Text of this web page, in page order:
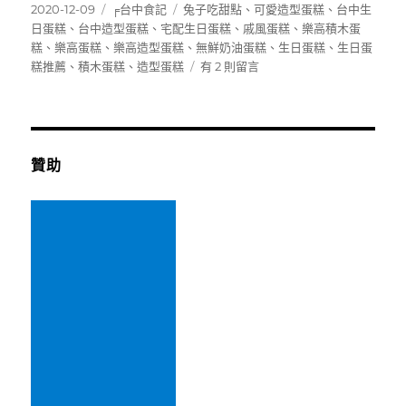
發
佈
日
期:
2020-12-09
分
類
╒台中食記
標
籤
兔子吃甜點 、可愛造型蛋糕 、 台中生
日蛋糕 、 台中造型蛋糕 、 宅配生日蛋糕 、 戚風蛋糕 、樂高積木蛋
糕 、樂高蛋糕 、樂高造型蛋糕 、無鮮奶油蛋糕 、 生日蛋糕 、 生日蛋
糕推薦 、積木蛋糕 、造型蛋糕
在
有 2 則留言
贊助